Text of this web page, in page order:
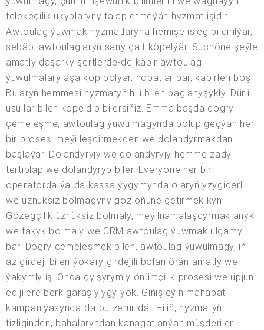
telekeçilik ukyplaryny talap etmeýän hyzmat işidir.
Awtoulag ýuwmak hyzmatlaryna hemişe isleg bildirilýär,
sebäbi awtoulaglaryň sany çalt köpelýär. Suchöne şeýle
amatly daşarky şertlerde-de käbir awtoulag
ýuwulmalary aşa köp bolýar, nobatlar bar, käbirleri boş.
Bularyň hemmesi hyzmatyň hili bilen baglanyşykly. Dürli
usullar bilen köpeldip bilersiňiz. Emma başda dogry
çemeleşme, awtoulag ýuwulmagynda bolup geçýän her
bir prosesi meýilleşdirmekden we dolandyrmakdan
başlaýar. Dolandyryjy we dolandyryjy hemme zady
tertipläp we dolandyryp biler. Everyöne her bir
operatorda ýa-da kassa ýygymynda olaryň yzygiderli
we üznüksiz bolmagyny göz öňüne getirmek kyn.
Gözegçilik üznüksiz bolmaly, meýilnamalaşdyrmak anyk
we takyk bolmaly we CRM awtoulag ýuwmak ulgamy
bar. Dogry çemeleşmek bilen, awtoulag ýuwulmagy, iň
az girdeji bilen ýokary girdejili bolan örän amatly we
ýakymly iş. Onda çylşyrymly önümçilik prosesi we üpjün
edijilere berk garaşlylygy ýok. Giňişleýin mahabat
kampaniýasynda-da bu zerur däl. Hiliň, hyzmatyň
tizliginden, bahalaryndan kanagatlanýan müşderiler